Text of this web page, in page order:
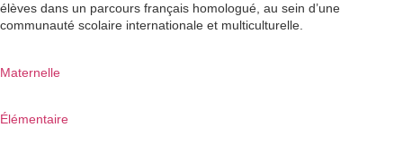
élèves dans un parcours français homologué, au sein d’une
communauté scolaire internationale et multiculturelle.
Maternelle
Élémentaire